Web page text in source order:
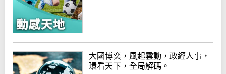
大國博奕，風起雲動，政經人事，
環看天下，全局解碼。